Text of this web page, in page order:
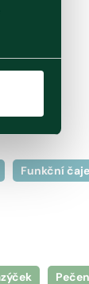
Funkční čaje